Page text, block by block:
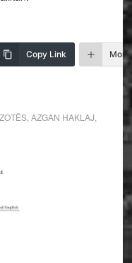
Copy Link More
, AZGAN HAKLAJ